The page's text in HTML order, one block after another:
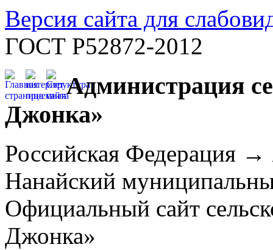
Версия сайта для
ГОСТ Р52872-2012
Администрация
Джонка»
Российская Федерация
Нанайский
Официальный сайт
Джонка»